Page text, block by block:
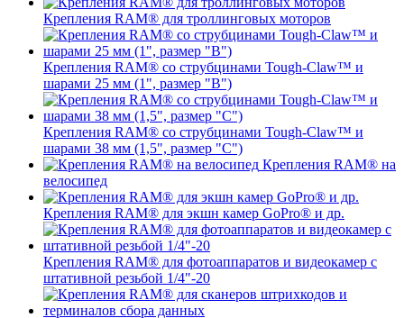
Крепления RAM® для троллинговых моторов
Крепления RAM® со струбцинами Tough-Claw™ и
шарами 25 мм (1", размер "B")
Крепления RAM® со струбцинами Tough-Claw™ и
шарами 38 мм (1,5", размер "C")
Крепления RAM® на
велосипед
Крепления RAM® для экшн камер GoPro® и др.
Крепления RAM® для фотоаппаратов и видеокамер с
штативной резьбой 1/4"-20